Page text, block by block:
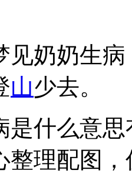
见奶奶生
山少去。
是什么意
整理配图